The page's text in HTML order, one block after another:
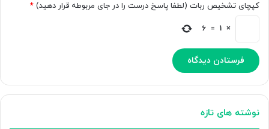
کپچای تشخیص ربات (لطفا پاسخ درست را در جای مربوطه قرار دهید) *
×
1
=
6
نوشته های تازه